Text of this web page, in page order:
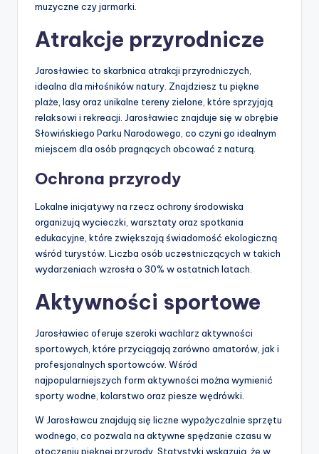
muzyczne czy jarmarki.
Atrakcje przyrodnicze
Jarosławiec to skarbnica atrakcji przyrodniczych,
idealna dla miłośników natury. Znajdziesz tu piękne
plaże, lasy oraz unikalne tereny zielone, które sprzyjają
relaksowi i rekreacji. Jarosławiec znajduje się w obrębie
Słowińskiego Parku Narodowego, co czyni go idealnym
miejscem dla osób pragnących obcować z naturą.
Ochrona przyrody
Lokalne inicjatywy na rzecz ochrony środowiska
organizują wycieczki, warsztaty oraz spotkania
edukacyjne, które zwiększają świadomość ekologiczną
wśród turystów. Liczba osób uczestniczących w takich
wydarzeniach wzrosła o 30% w ostatnich latach.
Aktywności sportowe
Jarosławiec oferuje szeroki wachlarz aktywności
sportowych, które przyciągają zarówno amatorów, jak i
profesjonalnych sportowców. Wśród
najpopularniejszych form aktywności można wymienić
sporty wodne, kolarstwo oraz piesze wędrówki.
W Jarosławcu znajdują się liczne wypożyczalnie sprzętu
wodnego, co pozwala na aktywne spędzanie czasu w
otoczeniu pięknej przyrody. Statystyki wskazują, że w